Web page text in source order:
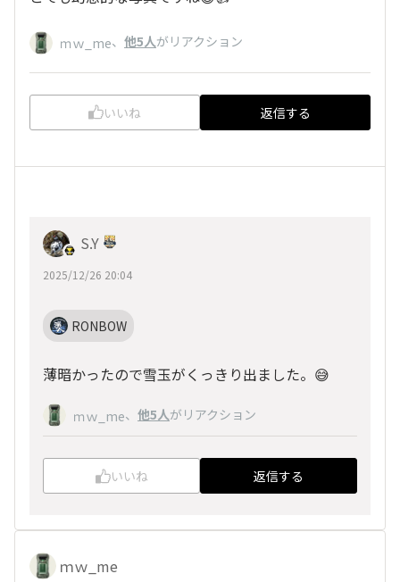
ｍｗ_me、 他5人がリアクション
いいね 返信する
S.Y
2025/12/26 20:04
RONBOW
薄暗かったので雪玉がくっきり出ました。😅
ｍｗ_me、 他5人がリアクション
いいね 返信する
ｍｗ_me